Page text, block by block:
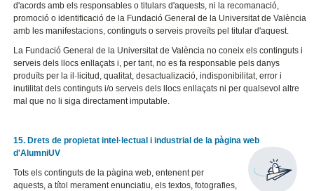
d'acords amb els responsables o titulars d'aquests, ni la recomanació,
promoció o identificació de la Fundació General de la Universitat de València
amb les manifestacions, continguts o serveis proveïts pel titular d'aquest.
La Fundació General de la Universitat de València no coneix els continguts i
serveis dels llocs enllaçats i, per tant, no es fa responsable pels danys
produïts per la il·licitud, qualitat, desactualizació, indisponibilitat, error i
inutilitat dels continguts i/o serveis dels llocs enllaçats ni per qualsevol altre
mal que no li siga directament imputable.
15. Drets de propietat intel·lectual i industrial de la pàgina web
d'AlumniUV
Tots els continguts de la pàgina web, entenent per
aquests, a títol merament enunciatiu, els textos, fotografies,